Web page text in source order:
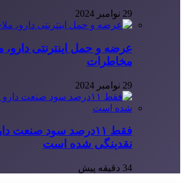
29 نوامبر 2024
عرضه و حمل اینترنتی
مخاطرات
29 نوامبر 2024
فقط ۱۱‌درصد سود صنعت
نقدینگی شده است
34 دقیقه پیش